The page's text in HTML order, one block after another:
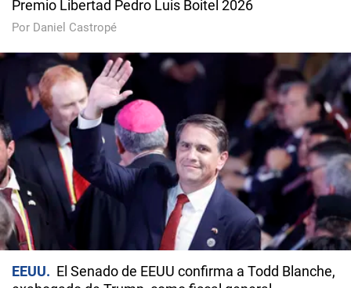
Premio Libertad Pedro Luis Boitel 2026
Por Daniel Castropé
EEUU
El Senado de EEUU confirma a Todd Blanche,